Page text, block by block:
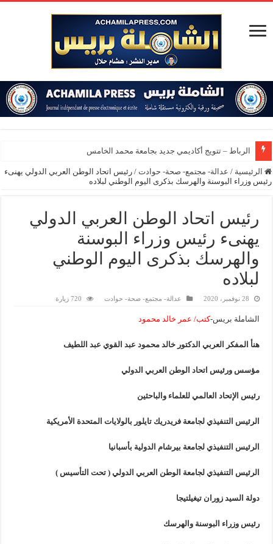
الرباط – تتويج أكاديمي جديد بجامعة محمد الخامس
الرئيسية / عدالة- مجتمع- صحة- حوادت / رئيس اتحاد الوطن العربي الدولي يهنىء
رئيس وزراء البوسنة والهرسك بذكرى اليوم الوطني لبلاده
رئيس اتحاد الوطن العربي الدولي
يهنىء رئيس وزراء البوسنة
والهرسك بذكرى اليوم الوطني
لبلاده
28 نوفمبر، 2020 عدالة- مجتمع- صحة- حوادت 720 زيارة
الشاملة بريس-كتب/ عمر خالد محمود
هنأ المفكر العربي الدكتور خالد محمود عبد القوي عبد اللطيف
مؤسس ورئيس اتحاد الوطن العربي الدولي
رئيس الإتحاد العالمي للعلماء والباحثين
الرئيس التنفيذي لجامعة فريدريك تايلور بالولايات المتحدة الأمريكية
الرئيس التنفيذي لجامعة بيرشام الدولية بأسبانيا
الرئيس التنفيذي لجامعة الوطن العربي الدولي ( تحت التأسيس )
دولة السيد زوران تيغيلتيجا
رئيس وزراء البوسنة والهرسك